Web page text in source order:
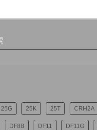
25G 25K 25T CRH2A
DF8B DF11 DF11G